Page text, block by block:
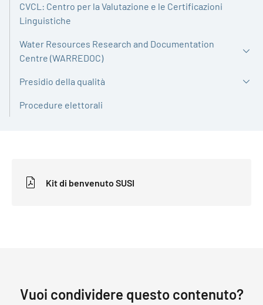
CVCL: Centro per la Valutazione e le Certificazioni
Linguistiche
Water Resources Research and Documentation
Centre (WARREDOC)
Presidio della qualità
Procedure elettorali
Kit di benvenuto SUSI
Vuoi condividere questo contenuto?